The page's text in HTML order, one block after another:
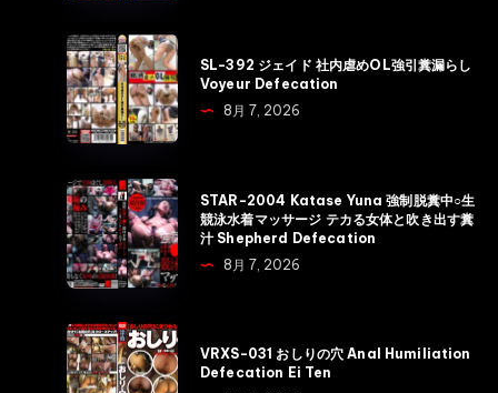
ド
浣
腸
ぶ
挿
し
騙
し
拘
糞
漏
SL-
392
ジ
ェ
ド
社
内
虐
OL
強
引
SL-392 ジェイド 社内虐めOL強引糞漏らし
Voyeur Defecation
8月 7, 2026
STAR-
2004
Katase
Yuna
制
脱
糞
STAR-2004 Katase Yuna 強制脱糞中○生
競泳水着マッサージ テカる女体と吹き出す糞
汁 Shepherd Defecation
8月 7, 2026
VRXS-
031
VRXS-031 おしりの穴 Anal Humiliation
Defecation Ei Ten